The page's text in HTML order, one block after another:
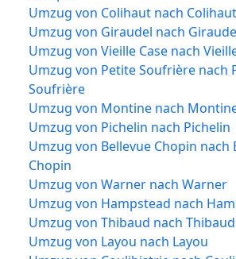
Umzug von Colihaut nach Colihaut
Umzug von Giraudel nach
Umzug von Vieille Case nach
Umzug von Petite Soufrière nach
Soufrière
Umzug von Montine nach
Umzug von Pichelin nach Pichelin
Umzug von Bellevue Chopin nach
Chopin
Umzug von Warner nach Warner
Umzug von Hampstead nach
Umzug von Thibaud nach Thibaud
Umzug von Layou nach Layou